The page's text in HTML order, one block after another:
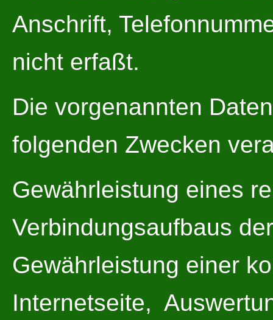
Anschrift,
nicht erfaßt.
Die vorgenannten
folgenden Zwecken
Gewährleistung eines
Verbindungsaufbaus
Gewährleistung einer
Internetseite, 